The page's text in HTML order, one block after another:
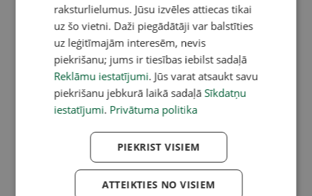
raksturlielumus. Jūsu izvēles attiecas tikai
uz šo vietni. Daži piegādātāji var balstīties
uz leģitīmajām interesēm, nevis
piekrišanu; jums ir tiesības iebilst sadaļā
Reklāmu iestatījumi. Jūs varat atsaukt savu
piekrišanu jebkurā laikā sadaļā Sīkdatņu
iestatījumi. Privātuma politika
PIEKRIST VISIEM
ATTEIKTIES NO VISIEM